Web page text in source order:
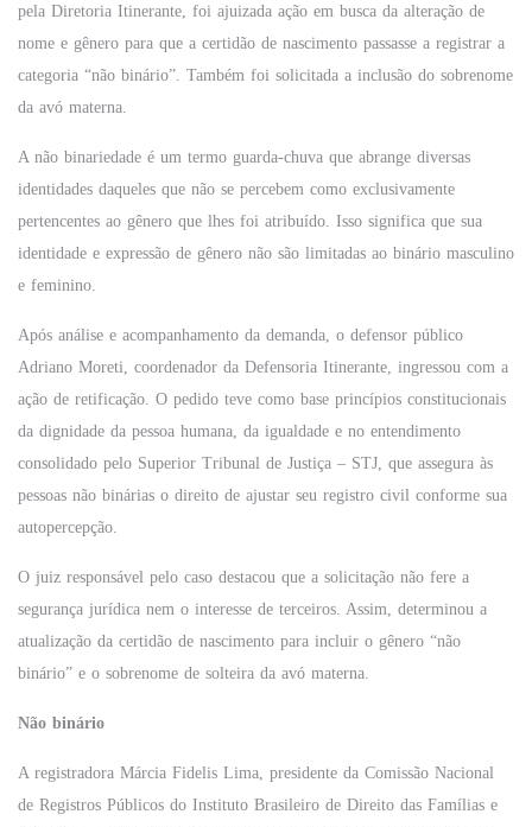
pela Diretoria Itinerante, foi ajuizada ação em busca da alteração de
nome e gênero para que a certidão de nascimento passasse a registrar a
categoria “não binário”. Também foi solicitada a inclusão do sobrenome
da avó materna.
A não binariedade é um termo guarda-chuva que abrange diversas
identidades daqueles que não se percebem como exclusivamente
pertencentes ao gênero que lhes foi atribuído. Isso significa que sua
identidade e expressão de gênero não são limitadas ao binário masculino
e feminino.
Após análise e acompanhamento da demanda, o defensor público
Adriano Moreti, coordenador da Defensoria Itinerante, ingressou com a
ação de retificação. O pedido teve como base princípios constitucionais
da dignidade da pessoa humana, da igualdade e no entendimento
consolidado pelo Superior Tribunal de Justiça – STJ, que assegura às
pessoas não binárias o direito de ajustar seu registro civil conforme sua
autopercepção.
O juiz responsável pelo caso destacou que a solicitação não fere a
segurança jurídica nem o interesse de terceiros. Assim, determinou a
atualização da certidão de nascimento para incluir o gênero “não
binário” e o sobrenome de solteira da avó materna.
Não binário
A registradora Márcia Fidelis Lima, presidente da Comissão Nacional
de Registros Públicos do Instituto Brasileiro de Direito das Famílias e